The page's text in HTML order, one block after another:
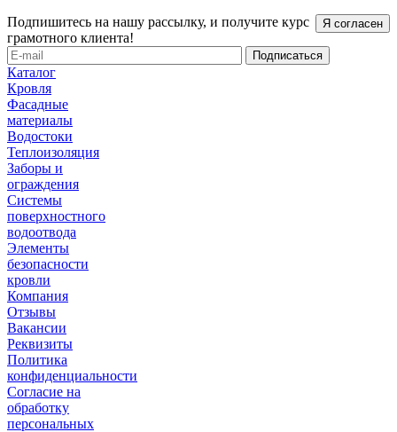
Я согласен
Подпишитесь на нашу рассылку, и получите курс
грамотного клиента!
Каталог
Кровля
Фасадные
материалы
Водостоки
Теплоизоляция
Заборы и
ограждения
Системы
поверхностного
водоотвода
Элементы
безопасности
кровли
Компания
Отзывы
Вакансии
Реквизиты
Политика
конфиденциальности
Согласие на
обработку
персональных